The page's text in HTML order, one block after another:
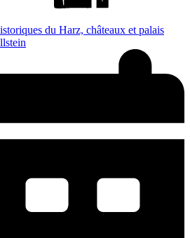
du Harz, châteaux et palais